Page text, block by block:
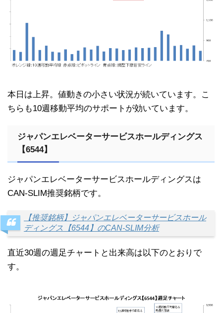
本日は上昇。値動きの小さい状況が続いています。こ
ちらも10週移動平均のサポートが効いています。
ジャパンエレベーターサービスホールディングス
【6544】
ジャパンエレベーターサービスホールディングスは
CAN-SLIM推奨銘柄です。
【推奨銘柄】ジャパンエレベーターサービスホール
ディングス【6544】のCAN-SLIM分析
直近30週の週足チャートと出来高は以下のとおりで
す。